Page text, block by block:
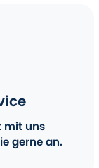
mit uns
gerne an.